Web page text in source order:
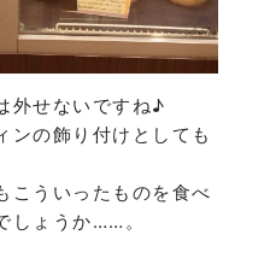
外せないですね♪
ンの飾り付けとしても
こういったものを食べ
しょうか……。